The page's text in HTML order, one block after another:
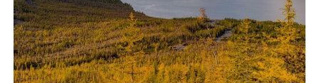
Школьникам
Локации